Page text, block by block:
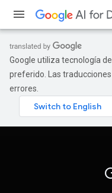
Google utiliza tecnología
preferido. Las
errores.